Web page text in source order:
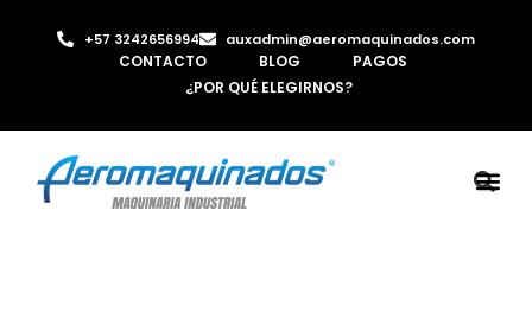
+57 3242656994 auxadmin@aeromaquinados.com
CONTACTO BLOG
PAGOS
¿POR QUÉ ELEGIRNOS?